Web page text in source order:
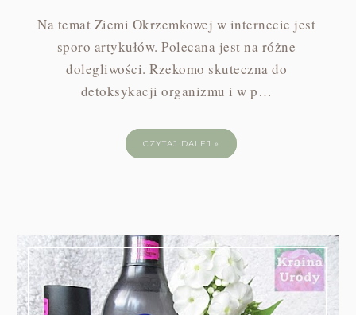
Na temat Ziemi Okrzemkowej w internecie jest
sporo artykułów. Polecana jest na różne
dolegliwości. Rzekomo skuteczna do
detoksykacji organizmu i w p…
CZYTAJ DALEJ »